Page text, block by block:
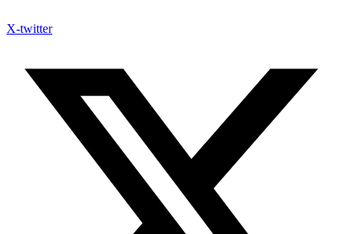
X-twitter